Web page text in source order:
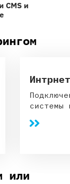
CMS и
системы
или